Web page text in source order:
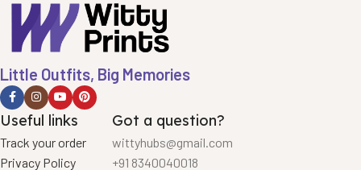
Little Outfits, Big Memories
Useful links
Track your order
Privacy Policy
Got a question?
wittyhubs@gmail.com
+91 8340040018